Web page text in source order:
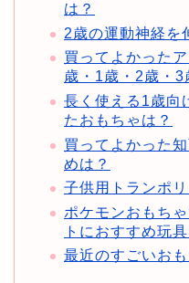
は？
2歳の運動神経を
買ってよかった
歳・1歳・2歳・3
長く使える1歳向
たおもちゃは？
買ってよかった
めは？
子供用トランポ
ポケモンおもち
トにおすすめ玩
最近のすごいお